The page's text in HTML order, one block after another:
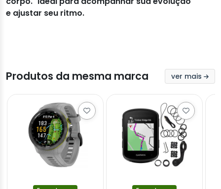
e ajustar seu ritmo.
Produtos da mesma marca ver mais